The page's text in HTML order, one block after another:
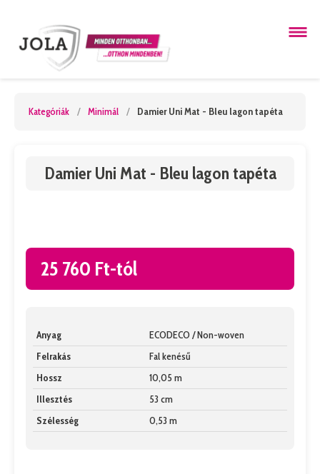
Kategóriák / Minimál / Damier Uni Mat - Bleu lagon tapéta
Damier Uni Mat - Bleu lagon tapéta
25 760 Ft-tól
Anyag
ECODECO / Non-woven
Felrakás
Fal kenésű
Hossz
10,05 m
Illesztés
53 cm
Szélesség
0,53 m